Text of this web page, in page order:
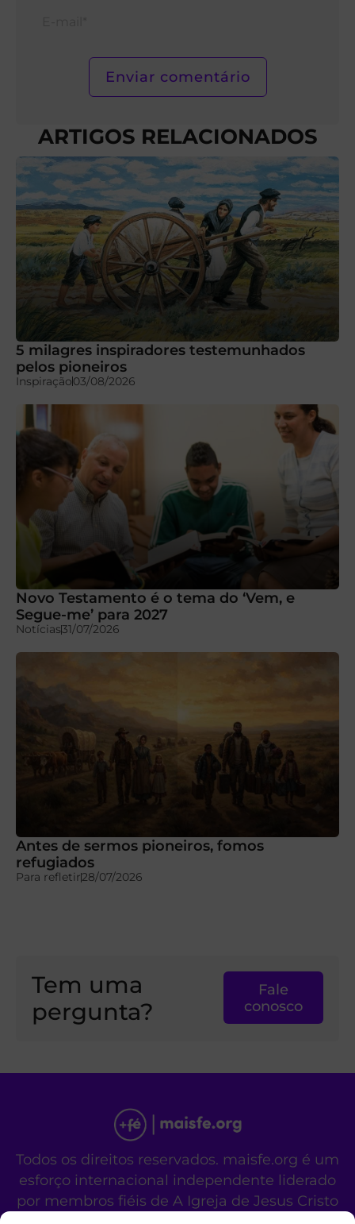
ARTIGOS RELACIONADOS
5 milagres inspiradores testemunhados
pelos pioneiros
Inspiração03/08/2026
Novo Testamento é o tema do ‘Vem, e
Segue-me’ para 2027
Notícias31/07/2026
Antes de sermos pioneiros, fomos
refugiados
Para refletir28/07/2026
Tem uma
pergunta?
Fale
conosco
Todos os direitos reservados. maisfe.org é um
esforço internacional independente liderado
por membros fiéis de A Igreja de Jesus Cristo